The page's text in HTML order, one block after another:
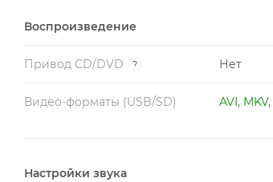
Воспроизведение
Привод CD/DVD ? Нет
Видео-форматы (USB/SD) AVI, MKV,
Настройки звука